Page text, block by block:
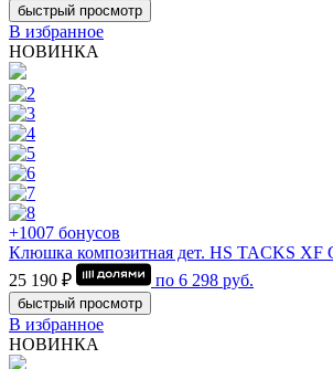
быстрый просмотр
В избранное
НОВИНКА
+1007 бонусов
Клюшка композитная дет. HS TACKS XF
25 190 ₽
по 6 298 руб.
быстрый просмотр
В избранное
НОВИНКА